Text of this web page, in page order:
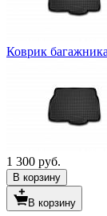
Коврик
1 300 руб.
В корзину
В корзину